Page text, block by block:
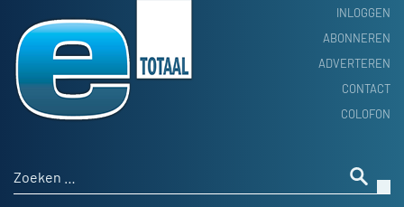
INLOGGEN
ABONNEREN
ADVERTEREN
CONTACT
COLOFON
Zoeken naar:
HOME
PRODUCTNIEUWS
ACHTERGROND
THEMA’S